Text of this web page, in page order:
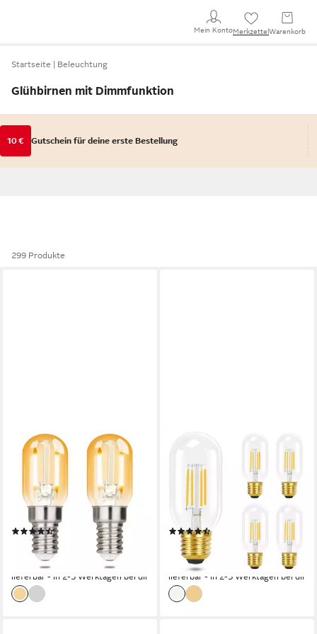
Mein KontoMerkzettel Warenkorb
Startseite Beleuchtung
Glühbirnen mit Dimmfunktion
10 € Gutschein für deine erste Bestellung
299 Produkte
ZMH
LED-Leuchtmittel E14 LED
Leuchtmittel für Flur, 2 St.,
Warmweiß, Nicht Dimmbar
Produktdatenblatt
(7)
ab 8,99 €
lieferbar - in 2-3 Werktagen bei dir
LED-Leuchtmittel T45 E27,
LED Glühbirne 4 W, 2700 K
warmweiß, 4 St., 2700k,
Vintage Filament, nicht
dimmbar
Produktdatenblatt
13,99 € 29,98 €
-53%
lieferbar - in 2-3 Werktagen bei dir